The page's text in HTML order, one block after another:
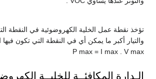
تؤخذ نقطة عمل الخلية الكهروضوئية في النقطة
والتيار أكبر ما يمكن أي في النقطة التي تكون
P max = I max . V max
الـدارة المكافئــة للخليــة